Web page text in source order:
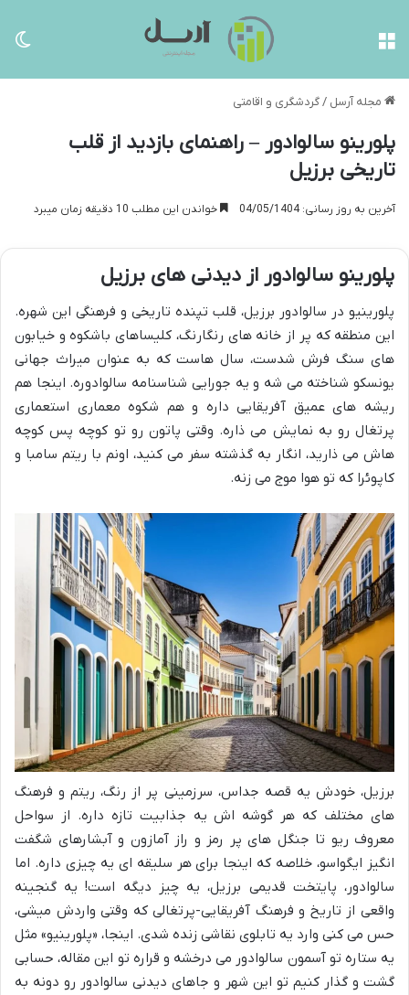
مجله آرسل /گردشگری و اقامتی
پلورینو سالوادور – راهنمای بازدید از قلب
تاریخی برزیل
آخرین به روز رسانی: 04/05/1404 خواندن این مطلب 10 دقیقه زمان میبرد
پلورینو سالوادور از دیدنی های برزیل
پلورینیو در سالوادور برزیل، قلب تپنده تاریخی و فرهنگی این شهره.
این منطقه که پر از خانه های رنگارنگ، کلیساهای باشکوه و خیابون
های سنگ فرش شدست، سال هاست که به عنوان میراث جهانی
یونسکو شناخته می شه و یه جورایی شناسنامه سالوادوره. اینجا هم
ریشه های عمیق آفریقایی داره و هم شکوه معماری استعماری
پرتغال رو به نمایش می ذاره. وقتی پاتون رو تو کوچه پس کوچه
هاش می ذارید، انگار به گذشته سفر می کنید، اونم با ریتم سامبا و
کاپوئرا که تو هوا موج می زنه.
برزیل، خودش یه قصه جداس، سرزمینی پر از رنگ، ریتم و فرهنگ
های مختلف که هر گوشه اش یه جذابیت تازه داره. از سواحل
معروف ریو تا جنگل های پر رمز و راز آمازون و آبشارهای شگفت
انگیز ایگواسو، خلاصه که اینجا برای هر سلیقه ای یه چیزی داره. اما
سالوادور، پایتخت قدیمی برزیل، یه چیز دیگه است! یه گنجینه
واقعی از تاریخ و فرهنگ آفریقایی-پرتغالی که وقتی واردش میشی،
حس می کنی وارد یه تابلوی نقاشی زنده شدی. اینجا، «پلورینیو» مثل
یه ستاره تو آسمون سالوادور می درخشه و قراره تو این مقاله، حسابی
گشت و گذار کنیم تو این شهر و جاهای دیدنی سالوادور رو دونه به